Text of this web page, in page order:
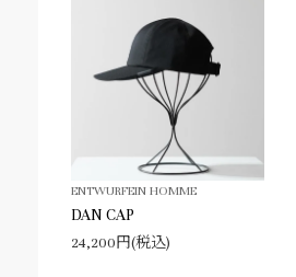
ENTWURFEIN HOMME
DAN CAP
24,200円(税込)